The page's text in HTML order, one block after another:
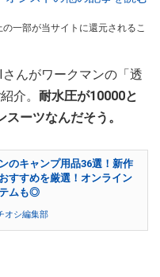
一部が当サイトに還元されるこ
んがワークマンの「透
介。 耐水圧が10000と
ーツなんだそう。
のキャンプ用品36選！新作
すすめを厳選！オンライン
ムも◎
オシ編集部